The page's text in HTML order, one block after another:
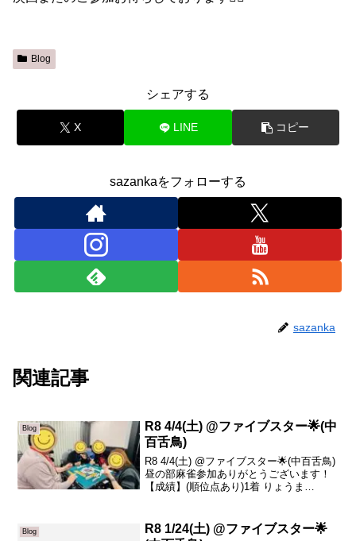
Blog
シェアする
X LINE コピー
sazankaをフォローする
sazanka
関連記事
Blog
R8 4/4(土) @ファイブスター🌟(中
百舌鳥)
R8 4/4(土) @ファイブスター🌟(中百舌鳥)
昼の部麻雀参加ありがとうございます！
【成績】(順位点あり)1着 りょうま
ょうまさん...
Blog
R8 1/24(土) @ファイブスター🌟